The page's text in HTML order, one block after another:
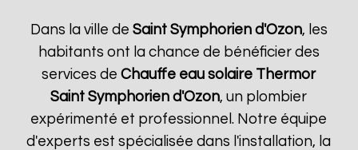
Dans la ville de Saint Symphorien d'Ozon, les
habitants ont la chance de bénéficier des
services deChauffe eau solaire Thermor
Saint Symphorien d'Ozon, un plombier
expérimenté et professionnel. Notre équipe
d'experts est spécialisée dans l'installation, la